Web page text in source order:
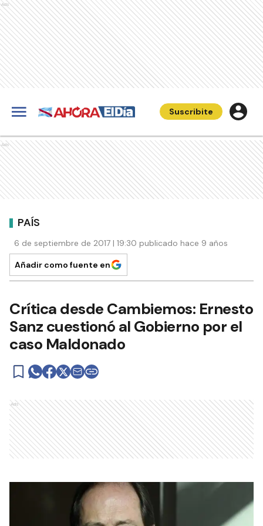
Ads
Suscribite
Ads
PAÍS
6 de septiembre de 2017 | 19:30 publicado hace 9 años
Añadir como fuente en
Crítica desde Cambiemos: Ernesto
Sanz cuestionó al Gobierno por el
caso Maldonado
Ads